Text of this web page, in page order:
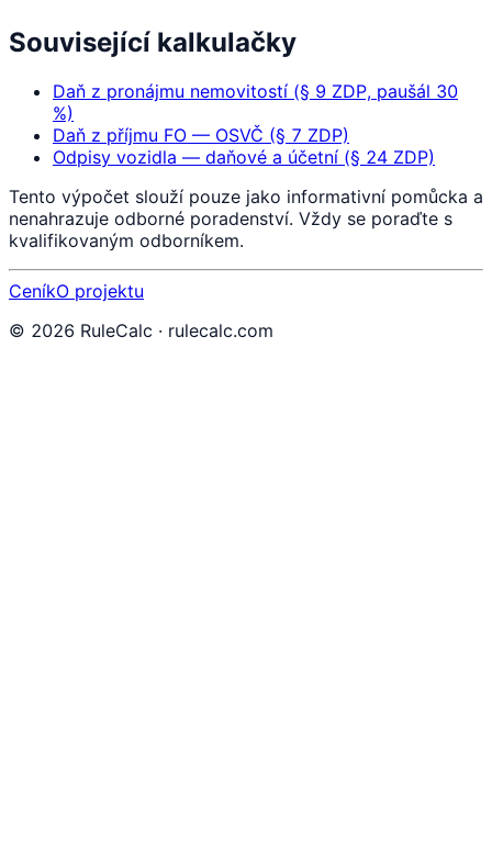
Související kalkulačky
Daň z pronájmu nemovitostí (§ 9 ZDP, paušál 30
%)
Daň z příjmu FO — OSVČ (§ 7 ZDP)
Odpisy vozidla — daňové a účetní (§ 24 ZDP)
Tento výpočet slouží pouze jako informativní pomůcka a
nenahrazuje odborné poradenství. Vždy se poraďte s
kvalifikovaným odborníkem.
CeníkO projektu
© 2026 RuleCalc · rulecalc.com